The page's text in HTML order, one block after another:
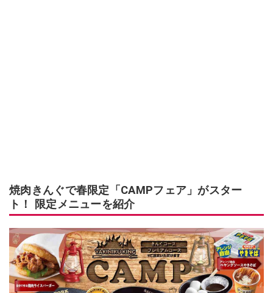
焼肉きんぐで春限定「CAMPフェア」がスター
ト！ 限定メニューを紹介